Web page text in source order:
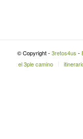
© Copyright - 3retos4us -
el 3ple camino